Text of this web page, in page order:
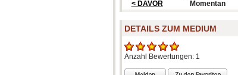
< DAVOR Momentan
DETAILS ZUM MEDIUM
Anzahl Bewertungen: 1